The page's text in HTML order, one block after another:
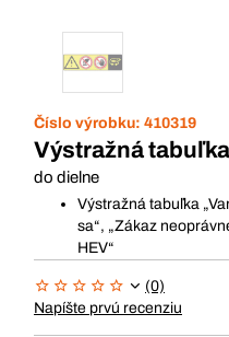
Číslo výrobku: 410319
Výstražná
do dielne
Výstražná tabuľka
sa“, „Zákaz
HEV“
(0)
Napíšte prvú recenziu